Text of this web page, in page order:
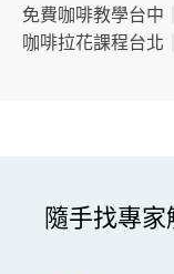
免費咖啡教學台中
咖啡拉花課程台北
隨手找專